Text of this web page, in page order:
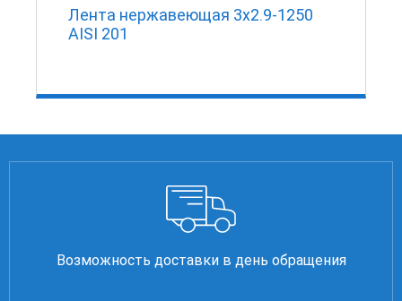
Лента нержавеющая 3х2.9-1250
AISI 201
Возможность доставки в день обращения